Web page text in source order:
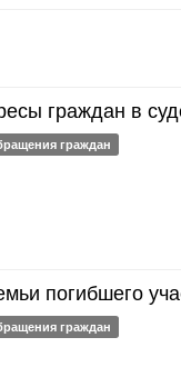
граждан в
граждан
погибшего
граждан